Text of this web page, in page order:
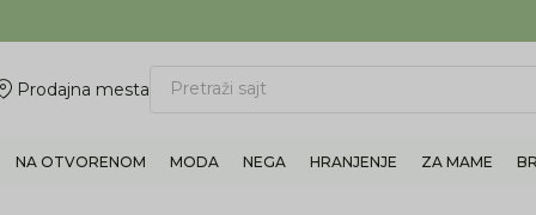
011/6960777
Prodajna mesta Pretraži sajt
NA OTVORENOM MODA NEGA HRANJENJE ZA MAME